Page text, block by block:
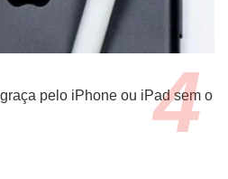
pelo iPhone ou iPad sem o